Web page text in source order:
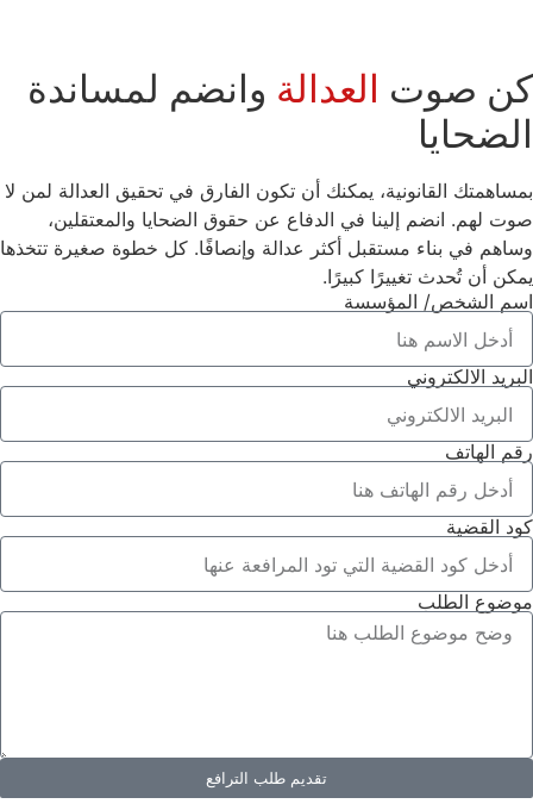
كن صوت العدالة وانضم لمساندة
الضحايا
بمساهمتك القانونية، يمكنك أن تكون الفارق في تحقيق العدالة لمن لا
صوت لهم. انضم إلينا في الدفاع عن حقوق الضحايا والمعتقلين،
وساهم في بناء مستقبل أكثر عدالة وإنصافًا. كل خطوة صغيرة تتخذها
يمكن أن تُحدث تغييرًا كبيرًا.
اسم الشخص/ المؤسسة
البريد الالكتروني
رقم الهاتف
كود القضية
موضوع الطلب
تقديم طلب الترافع